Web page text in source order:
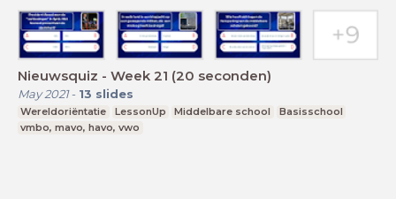
Nieuwsquiz - Week 21 (20 seconden)
May 2021- 13 slides
Wereldoriëntatie LessonUp Middelbare school
Basisschool
vmbo, mavo, havo, vwo